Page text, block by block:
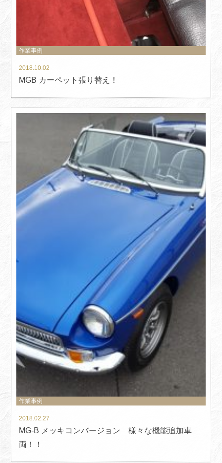
作業事例
2018.10.02
MGB カーペット張り替え！
作業事例
2018.02.27
MG-B メッキコンバージョン 様々な機能追加車
両！！